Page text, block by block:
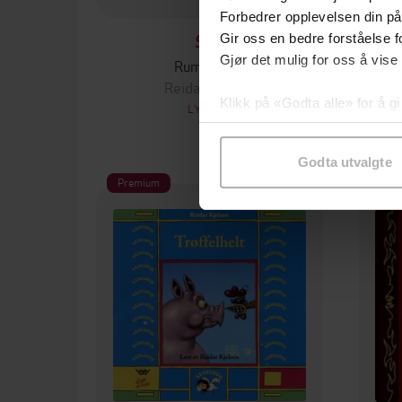
Forbedrer opplevelsen din
Gir oss en bedre forståelse
Gjør det mulig for oss å vise
Klikk på «Godta alle» for å
samtykke til spesifikke
Godta utvalgte
99,-
Rumpetroll
Reidar Kjelsen
LYDBOK
Premium